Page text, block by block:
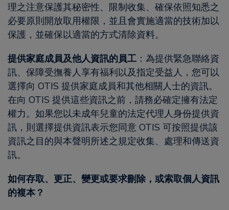
理之注意保護其秘密性、限制收集、確保依照知悉之
必要原則開放取用權限，並且會實施適當的技術加以
保護，並確保以適當的方式清除資料。
提供家庭成員及他人資訊的員工 ：為提供緊急聯絡資
訊、保障受撫養人享有福利以及指定受益人，您可以
選擇向 OTIS 提供家庭成員和其他相關人士的資訊。
在向 OTIS 提供這些資訊之前，請務必確定擁有法定
權力。如果您以未成年兒童的法定代理人身份提供資
訊，則選擇提供資訊表示您同意 OTIS 可按照提供該
資訊之目的與本聲明所述之規定收集、處理和傳送資
訊。
如何存取、更正、變更或要求刪除，或索取個人資訊
的複本？